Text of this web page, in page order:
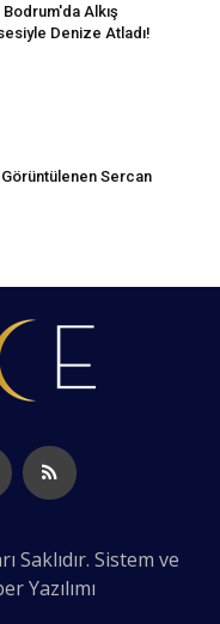
Alkış
Denize Atladı!
Sercan
Saklıdır. Sistem ve
Yazılımı